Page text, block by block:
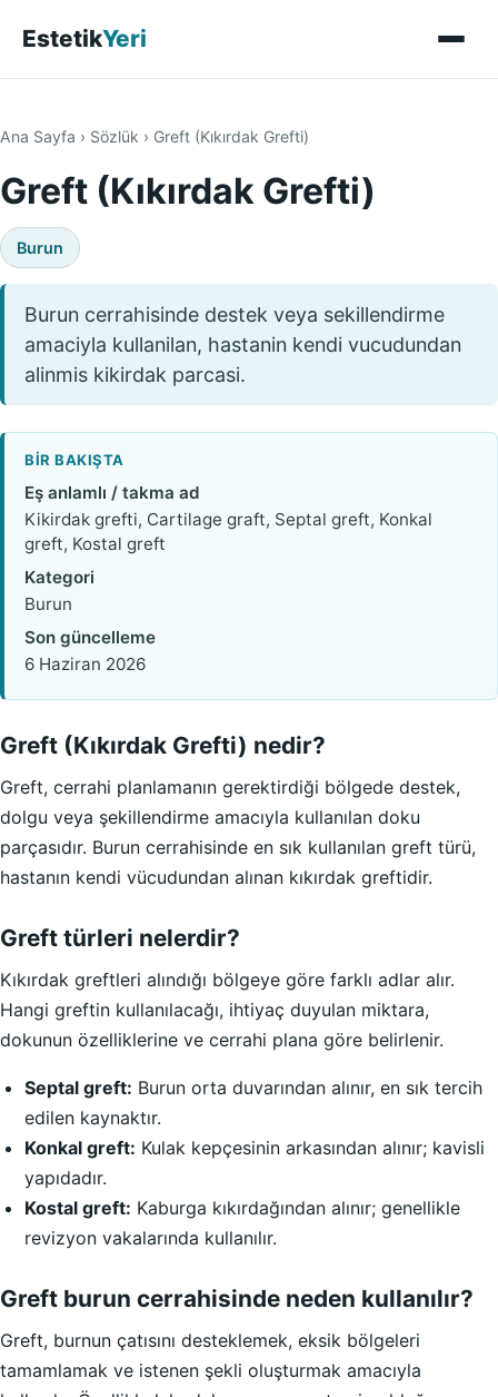
EstetikYeri
Ana Sayfa › Sözlük › Greft (Kıkırdak Grefti)
Greft (Kıkırdak Grefti)
Burun
Burun cerrahisinde destek veya sekillendirme
amaciyla kullanilan, hastanin kendi vucudundan
alinmis kikirdak parcasi.
BIR BAKIŞTA
Eş anlamlı / takma ad
Kikirdak grefti, Cartilage graft, Septal greft, Konkal
greft, Kostal greft
Kategori
Burun
Son güncelleme
6 Haziran 2026
Greft (Kıkırdak Grefti) nedir?
Greft, cerrahi planlamanın gerektirdiği bölgede destek,
dolgu veya şekillendirme amacıyla kullanılan doku
parçasıdır. Burun cerrahisinde en sık kullanılan greft türü,
hastanın kendi vücudundan alınan kıkırdak greftidir.
Greft türleri nelerdir?
Kıkırdak greftleri alındığı bölgeye göre farklı adlar alır.
Hangi greftin kullanılacağı, ihtiyaç duyulan miktara,
dokunun özelliklerine ve cerrahi plana göre belirlenir.
Septal greft: Burun orta duvarından alınır, en sık tercih
edilen kaynaktır.
Konkal greft: Kulak kepçesinin arkasından alınır; kavisli
yapıdadır.
Kostal greft: Kaburga kıkırdağından alınır; genellikle
revizyon vakalarında kullanılır.
Greft burun cerrahisinde neden kullanılır?
Greft, burnun çatısını desteklemek, eksik bölgeleri
tamamlamak ve istenen şekli oluşturmak amacıyla